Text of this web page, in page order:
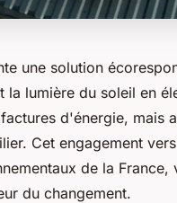
une solution
la lumière du soleil en
d'énergie, mais
Cet engagement
de la
du changement.